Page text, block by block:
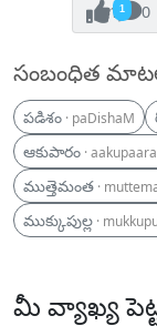
1 0
సంబంధిత
పడిశం · paDishaM
ఆకుపారం ·
ముత్తెమంత ·
ముక్కుపుల్ల ·
మీ వ్యాఖ్య